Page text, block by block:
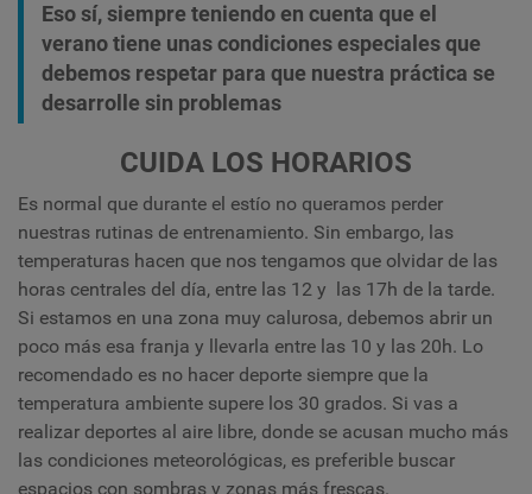
Eso sí, siempre teniendo en cuenta que el
verano tiene unas condiciones especiales que
debemos respetar para que nuestra práctica se
desarrolle sin problemas
CUIDA LOS HORARIOS
Es normal que durante el estío no queramos perder
nuestras rutinas de entrenamiento. Sin embargo, las
temperaturas hacen que nos tengamos que olvidar de las
horas centrales del día, entre las 12 y las 17h de la tarde.
Si estamos en una zona muy calurosa, debemos abrir un
poco más esa franja y llevarla entre las 10 y las 20h. Lo
recomendado es no hacer deporte siempre que la
temperatura ambiente supere los 30 grados. Si vas a
realizar deportes al aire libre, donde se acusan mucho más
las condiciones meteorológicas, es preferible buscar
espacios con sombras y zonas más frescas.